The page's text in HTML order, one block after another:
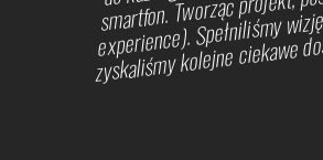
zyskaliśmy kolejne ciekawe